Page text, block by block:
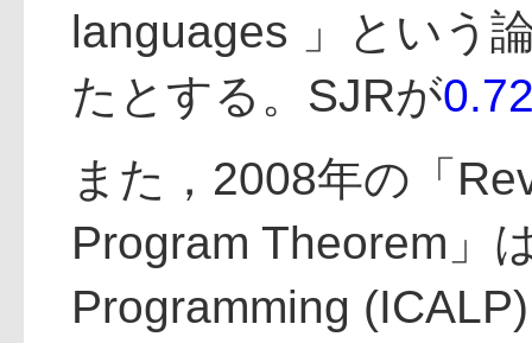
languages 」という
たとする。SJRが
また，2008年の「
Program Theorem」
Programming